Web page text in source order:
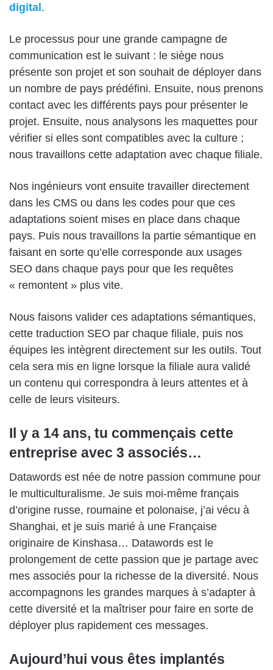
digital.
Le processus pour une grande campagne de
communication est le suivant : le siège nous
présente son projet et son souhait de déployer dans
un nombre de pays prédéfini. Ensuite, nous prenons
contact avec les différents pays pour présenter le
projet. Ensuite, nous analysons les maquettes pour
vérifier si elles sont compatibles avec la culture ;
nous travaillons cette adaptation avec chaque filiale.
Nos ingénieurs vont ensuite travailler directement
dans les CMS ou dans les codes pour que ces
adaptations soient mises en place dans chaque
pays. Puis nous travaillons la partie sémantique en
faisant en sorte qu’elle corresponde aux usages
SEO dans chaque pays pour que les requêtes
« remontent » plus vite.
Nous faisons valider ces adaptations sémantiques,
cette traduction SEO par chaque filiale, puis nos
équipes les intègrent directement sur les outils. Tout
cela sera mis en ligne lorsque la filiale aura validé
un contenu qui correspondra à leurs attentes et à
celle de leurs visiteurs.
Il y a 14 ans, tu commençais cette
entreprise avec 3 associés…
Datawords est née de notre passion commune pour
le multiculturalisme. Je suis moi-même français
d’origine russe, roumaine et polonaise, j’ai vécu à
Shanghai, et je suis marié à une Française
originaire de Kinshasa… Datawords est le
prolongement de cette passion que je partage avec
mes associés pour la richesse de la diversité. Nous
accompagnons les grandes marques à s’adapter à
cette diversité et la maîtriser pour faire en sorte de
déployer plus rapidement ces messages.
Aujourd’hui vous êtes implantés